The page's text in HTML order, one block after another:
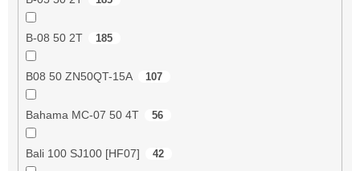
B-08 50 2T 185
B08 50 ZN50QT-15A 107
Bahama MC-07 50 4T 56
Bali 100 SJ100 [HF07] 42